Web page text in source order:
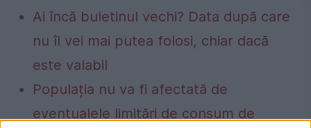
Ai încă buletinul vechi? Data după care
nu îl vei mai putea folosi, chiar dacă
este valabil
Populația nu va fi afectată de
eventualele limitări de consum de